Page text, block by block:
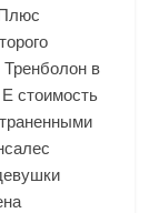
Тренболон в
стоимость